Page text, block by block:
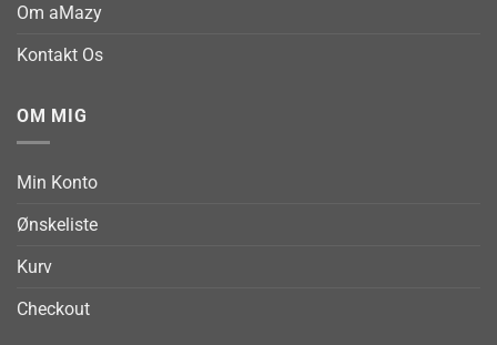
Om aMazy
Kontakt Os
OM MIG
Min Konto
Ønskeliste
Kurv
Checkout